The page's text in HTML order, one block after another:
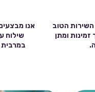
השירות הטוב
ומתן
אנו